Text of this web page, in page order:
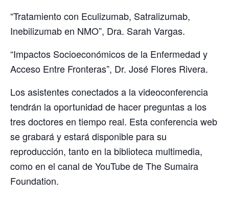
“Tratamiento con Eculizumab, Satralizumab,
Inebilizumab en NMO”, Dra. Sarah Vargas.
“Impactos Socioeconómicos de la Enfermedad y
Acceso Entre Fronteras”, Dr. José Flores Rivera.
Los asistentes conectados a la videoconferencia
tendrán la oportunidad de hacer preguntas a los
tres doctores en tiempo real. Esta conferencia web
se grabará y estará disponible para su
reproducción, tanto en la biblioteca multimedia,
como en el canal de YouTube de The Sumaira
Foundation.